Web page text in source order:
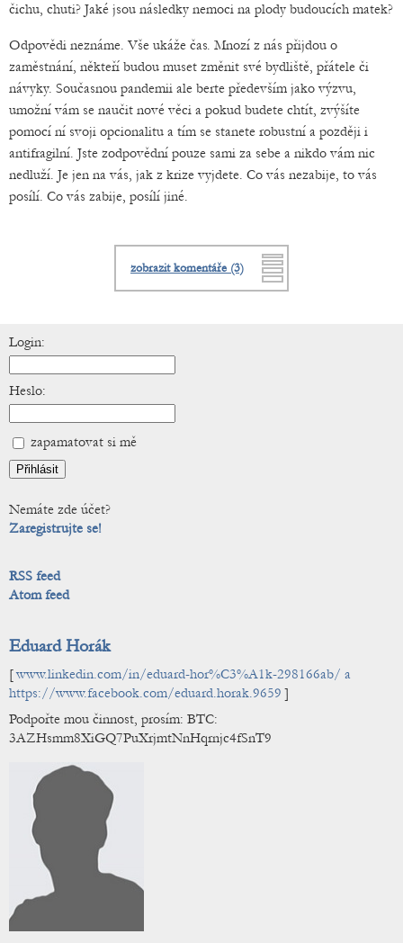
čichu, chuti? Jaké jsou následky nemoci na plody budoucích matek?
Odpovědi neznáme. Vše ukáže čas. Mnozí z nás přijdou o
zaměstnání, někteří budou muset změnit své bydliště, přátele či
návyky. Současnou pandemii ale berte především jako výzvu,
umožní vám se naučit nové věci a pokud budete chtít, zvýšíte
pomocí ní svoji opcionalitu a tím se stanete robustní a později i
antifragilní. Jste zodpovědní pouze sami za sebe a nikdo vám nic
nedluží. Je jen na vás, jak z krize vyjdete. Co vás nezabije, to vás
posílí. Co vás zabije, posílí jiné.
zobrazit komentáře (3)
Login:
Heslo:
zapamatovat si mě
Nemáte zde účet?
Zaregistrujte se!
RSS feed
Atom feed
Eduard Horák
[www.linkedin.com/in/eduard-hor%C3%A1k-298166ab/ a
https://www.facebook.com/eduard.horak.9659 ]
Podpořte mou činnost, prosím: BTC:
3AZHsmm8XiGQ7PuXrjmtNnHqrnjc4fSnT9